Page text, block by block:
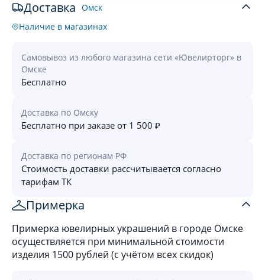
Доставка Омск
Наличие в магазинах
Самовывоз из любого магазина сети «Ювелирторг» в
Омске
Бесплатно
Доставка по Омску
Бесплатно при заказе от 1 500 ₽
Доставка по регионам РФ
Стоимость доставки рассчитывается согласно
тарифам ТК
Примерка
Примерка ювелирных украшений в городе Омске
осуществляется при минимальной стоимости
изделия 1500 рублей (с учётом всех скидок)